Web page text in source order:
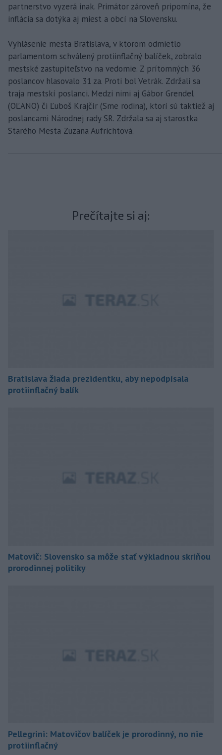
partnerstvo vyzerá inak. Primátor zároveň pripomína, že
inflácia sa dotýka aj miest a obcí na Slovensku.
Vyhlásenie mesta Bratislava, v ktorom odmietlo
parlamentom schválený protiinflačný balíček, zobralo
mestské zastupiteľstvo na vedomie. Z prítomných 36
poslancov hlasovalo 31 za. Proti bol Vetrák. Zdržali sa
traja mestskí poslanci. Medzi nimi aj Gábor Grendel
(OĽANO) či Ľuboš Krajčír (Sme rodina), ktorí sú taktiež aj
poslancami Národnej rady SR. Zdržala sa aj starostka
Starého Mesta Zuzana Aufrichtová.
Prečítajte si aj:
Bratislava žiada prezidentku, aby nepodpísala
protiinflačný balík
Matovič: Slovensko sa môže stať výkladnou skriňou
prorodinnej politiky
Pellegrini: Matovičov balíček je prorodinný, no nie
protiinflačný